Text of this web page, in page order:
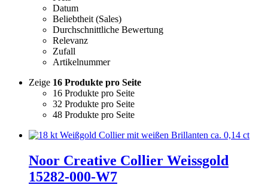
Datum
Beliebtheit (Sales)
Durchschnittliche Bewertung
Relevanz
Zufall
Artikelnummer
Zeige 16 Produkte pro Seite
16 Produkte pro Seite
32 Produkte pro Seite
48 Produkte pro Seite
Noor Creative Collier Weissgold
15282-000-W7